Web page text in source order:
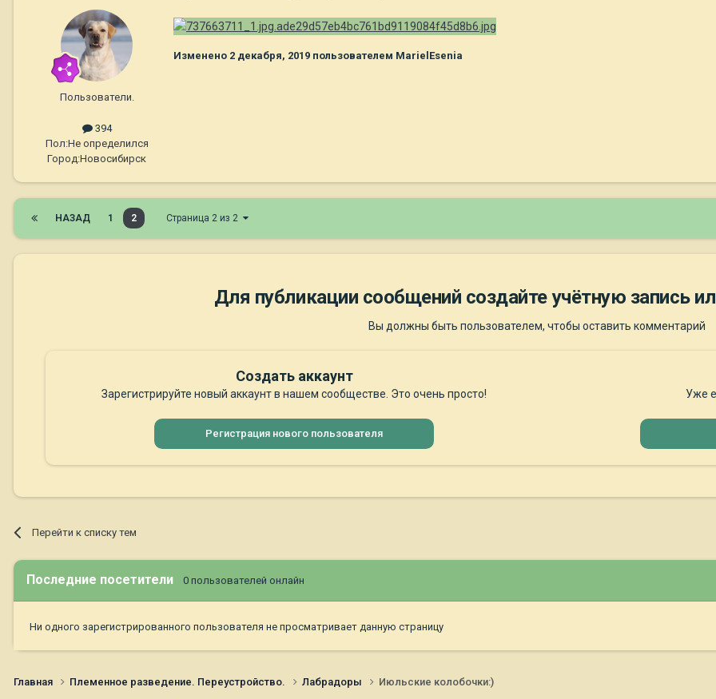
Пользователи.
394
Пол:Не определился
Город:Новосибирск
Изменено 2 декабря, 2019 пользователем MarielEsenia
НАЗАД 1 2 Страница 2 из 2
Для публикации сообщений создайте учётную запись
Вы должны быть пользователем, чтобы оставить комментарий
Создать аккаунт
Зарегистрируйте новый аккаунт в нашем сообществе. Это очень просто!
Регистрация нового пользователя
Уже
Перейти к списку тем
Последние посетители 0 пользователей онлайн
Ни одного зарегистрированного пользователя не просматривает данную страницу
Главная Племенное разведение. Переустройство. Лабрадоры Июльские колобочки:)